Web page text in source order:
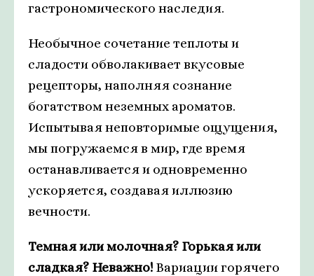
гастрономического наследия.
Необычное сочетание теплоты и
сладости обволакивает вкусовые
рецепторы, наполняя сознание
богатством неземных ароматов.
Испытывая неповторимые ощущения,
мы погружаемся в мир, где время
останавливается и одновременно
ускоряется, создавая иллюзию
вечности.
Темная или молочная? Горькая или
сладкая? Неважно! Вариации горячего